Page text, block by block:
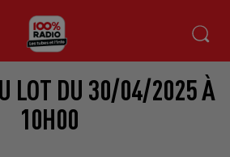
LOT DU 30/04/2025 À
10H00